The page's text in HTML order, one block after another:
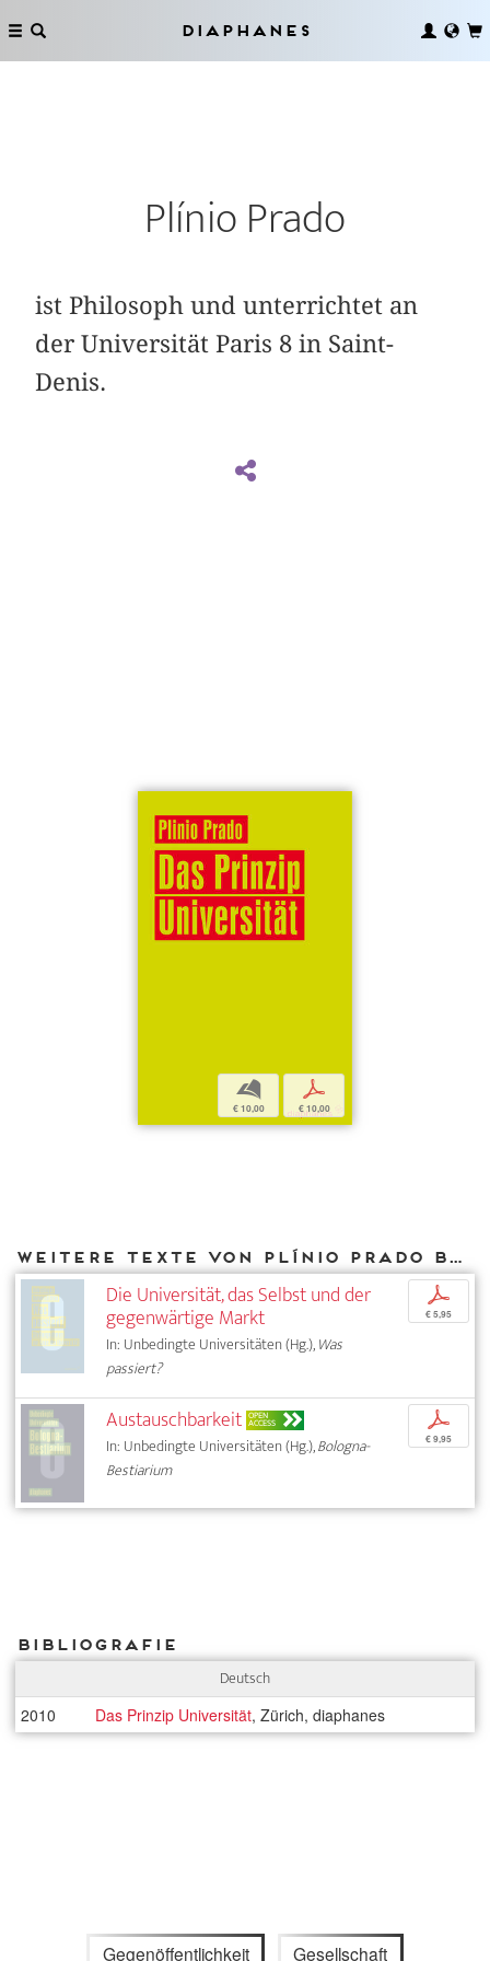
Diaphanes
Plínio Prado
ist Philosoph und unterrichtet an
der Universität Paris 8 in Saint-
Denis.
b
€ 10,00
p
€ 10,00
Weitere Texte von Plínio Prado bei DIAPHANES
Die Universität, das Selbst und der
gegenwärtige Markt
In: Unbedingte Universitäten (Hg.),Was
passiert?
p
€ 5,95
Austauschbarkeit OPEN
ACCESS
In: Unbedingte Universitäten (Hg.),Bologna-
Bestiarium
p
€ 9,95
Bibliografie
Deutsch
2010 Das Prinzip Universität, Zürich, diaphanes
Gegenöffentlichkeit Gesellschaft